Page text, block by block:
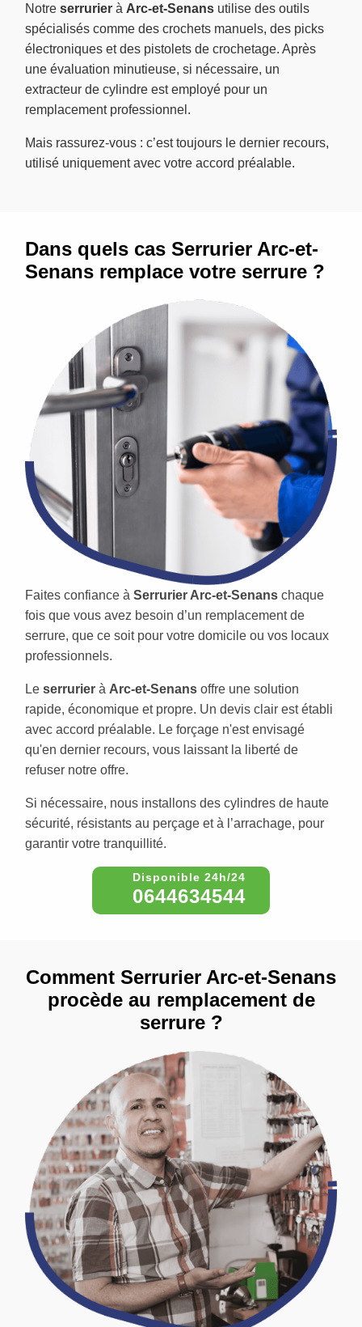
Notre serrurier à Arc-et-Senans utilise des outils
spécialisés comme des crochets manuels, des picks
électroniques et des pistolets de crochetage. Après
une évaluation minutieuse, si nécessaire, un
extracteur de cylindre est employé pour un
remplacement professionnel.
Mais rassurez-vous : c’est toujours le dernier recours,
utilisé uniquement avec votre accord préalable.
Dans quels cas Serrurier Arc-et-
Senans remplace votre serrure ?
Faites confiance à Serrurier Arc-et-Senans chaque
fois que vous avez besoin d’un remplacement de
serrure, que ce soit pour votre domicile ou vos locaux
professionnels.
Le serrurier à Arc-et-Senans offre une solution
rapide, économique et propre. Un devis clair est établi
avec accord préalable. Le forçage n'est envisagé
qu'en dernier recours, vous laissant la liberté de
refuser notre offre.
Si nécessaire, nous installons des cylindres de haute
sécurité, résistants au perçage et à l’arrachage, pour
garantir votre tranquillité.
0644634544
Comment Serrurier Arc-et-Senans
procède au remplacement de
serrure ?